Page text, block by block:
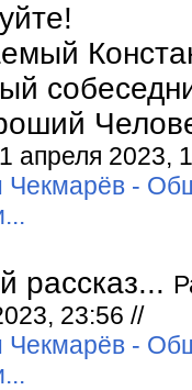
апреля 2023,
Чекмарёв -
рассказ...
23:56 //
Чекмарёв -